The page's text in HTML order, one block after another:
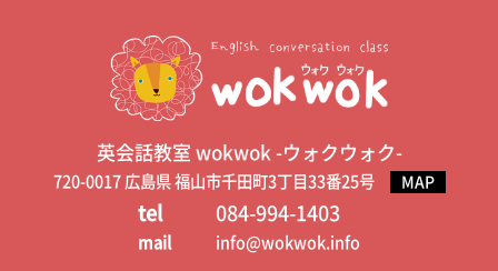
英会話教室 wokwok -ウォクウォク-
720-0017 広島県 福山市千田町3丁目33番25号 MAP
tel 084-994-1403
mail info@wokwok.info